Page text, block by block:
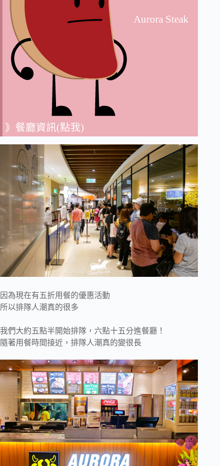
Aurora Steak
》餐廳資訊(點我)
因為現在有五折用餐的優惠活動
所以排隊人潮真的很多
我們大約五點半開始排隊，六點十五分進餐廳！
隨著用餐時間接近，排隊人潮真的變很長